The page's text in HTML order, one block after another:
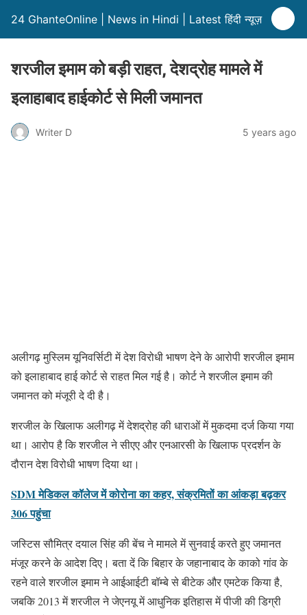
24 GhanteOnline | News in Hindi | Latest हिंदी न्यूज़
शरजील इमाम को बड़ी राहत, देशद्रोह मामले में
इलाहाबाद हाईकोर्ट से मिली जमानत
Writer D 5 years ago
अलीगढ़ मुस्लिम यूनिवर्सिटी में देश विरोधी भाषण देने के आरोपी शरजील इमाम
को इलाहाबाद हाई कोर्ट से राहत मिल गई है। कोर्ट ने शरजील इमाम की
जमानत को मंजूरी दे दी है।
शरजील के खिलाफ अलीगढ़ में देशद्रोह की धाराओं में मुकदमा दर्ज किया गया
था। आरोप है कि शरजील ने सीएए और एनआरसी के खिलाफ प्रदर्शन के
दौरान देश विरोधी भाषण दिया था।
SDM मेडिकल कॉलेज में कोरोना का कहर, संक्रमितों का आंकड़ा बढ़कर
306 पहुंचा
जस्टिस सौमित्र दयाल सिंह की बेंच ने मामले में सुनवाई करते हुए जमानत
मंजूर करने के आदेश दिए। बता दें कि बिहार के जहानाबाद के काको गांव के
रहने वाले शरजील इमाम ने आईआईटी बॉम्बे से बीटेक और एमटेक किया है,
जबकि 2013 में शरजील ने जेएनयू में आधुनिक इतिहास में पीजी की डिग्री